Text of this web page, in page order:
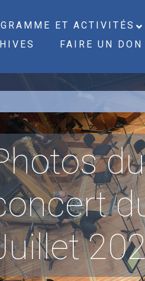
ET ACTIVITÉS
FAIRE UN DON
du